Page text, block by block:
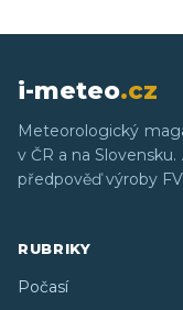
i-meteo.cz
Meteorologický
v ČR a na
předpověď výroby
RUBRIKY
Počasí